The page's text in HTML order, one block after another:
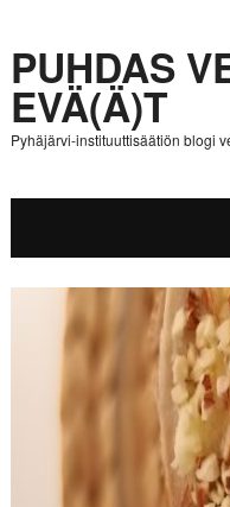
PUHDAS
EVÄ(Ä)T
Pyhäjärvi-instituuttisäätiön blogi